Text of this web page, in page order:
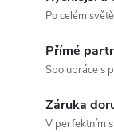
Po celém světě
Přímé
Spolupráce s
Záruka
V perfektním